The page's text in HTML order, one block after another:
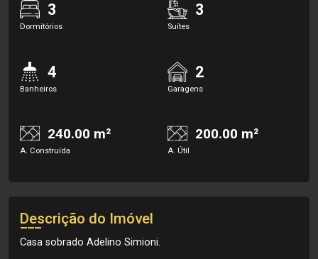
3
Dormitórios
3
Suítes
4
Banheiros
2
Garagens
240.00 m²
A. Construída
200.00 m²
A. Útil
Descrição do Imóvel
Casa sobrado Adelino Simioni.